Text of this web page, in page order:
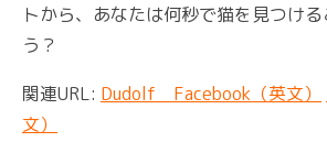
トから、あなたは何秒で猫を見つけ
う？
関連URL: Dudolf Facebook（英文）
文）